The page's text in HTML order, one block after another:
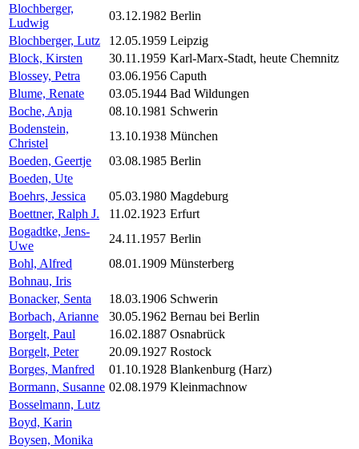
Blochberger,
Ludwig
03.12.1982 Berlin
Blochberger, Lutz
12.05.1959 Leipzig
Block, Kirsten
30.11.1959 Karl-Marx-Stadt, heute Chemnitz
Blossey, Petra
03.06.1956 Caputh
Blume, Renate
03.05.1944 Bad Wildungen
Boche, Anja
08.10.1981 Schwerin
Bodenstein,
Christel
13.10.1938 München
Boeden, Geertje
03.08.1985 Berlin
Boeden, Ute
Boehrs, Jessica
05.03.1980 Magdeburg
Boettner, Ralph J.
11.02.1923 Erfurt
Bogadtke, Jens-
Uwe
24.11.1957 Berlin
Bohl, Alfred
08.01.1909 Münsterberg
Bohnau, Iris
Bonacker, Senta
18.03.1906 Schwerin
Borbach, Arianne
30.05.1962 Bernau bei Berlin
Borgelt, Paul
16.02.1887 Osnabrück
Borgelt, Peter
20.09.1927 Rostock
Borges, Manfred
01.10.1928 Blankenburg (Harz)
Bormann, Susanne 02.08.1979 Kleinmachnow
Bosselmann, Lutz
Boyd, Karin
Boysen, Monika